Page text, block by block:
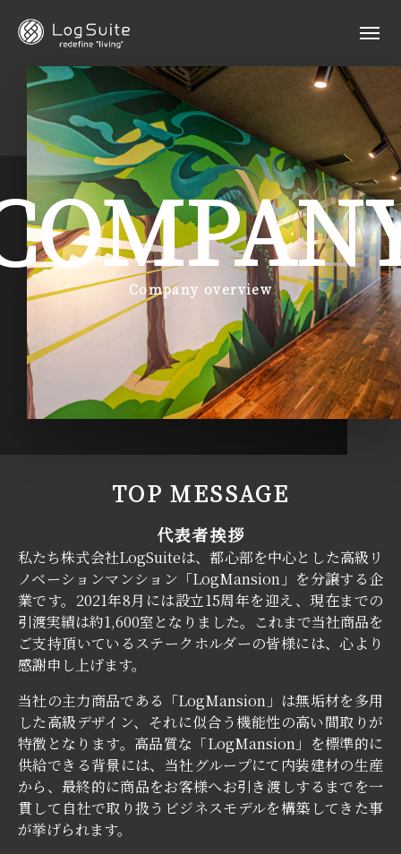
Company overview
TOP MESSAGE
代表者挨拶
私たち株式会社LogSuiteは、都心部を中心とした高級リ
ノベーションマンション「LogMansion」を分譲する企
業です。2021年8月には設立15周年を迎え、現在までの
引渡実績は約1,600室となりました。これまで当社商品を
ご支持頂いているステークホルダーの皆様には、心より
感謝申し上げます。
当社の主力商品である「LogMansion」は無垢材を多用
した高級デザイン、それに似合う機能性の高い間取りが
特徴となります。高品質な「LogMansion」を標準的に
供給できる背景には、当社グループにて内装建材の生産
から、最終的に商品をお客様へお引き渡しするまでを一
貫して自社で取り扱うビジネスモデルを構築してきた事
が挙げられます。